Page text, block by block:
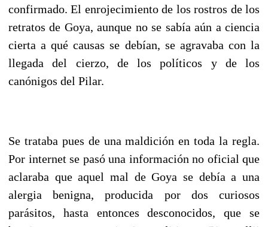
confirmado. El enrojecimiento de los rostros de los
retratos de Goya, aunque no se sabía aún a ciencia
cierta a qué causas se debían, se agravaba con la
llegada del cierzo, de los políticos y de los
canónigos del Pilar.
Se trataba pues de una maldición en toda la regla.
Por internet se pasó una información no oficial que
aclaraba que aquel mal de Goya se debía a una
alergia benigna, producida por dos curiosos
parásitos, hasta entonces desconocidos, que se